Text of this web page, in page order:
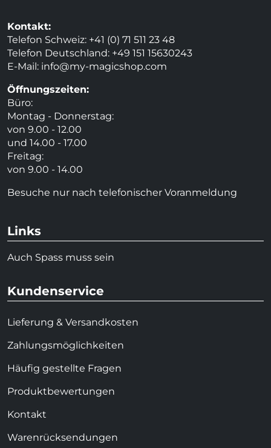
Kontakt:
Telefon Schweiz: +41 (0) 71 511 23 48
Telefon Deutschland: +49 151 15630243
E-Mail: info@my-magicshop.com
Öffnungszeiten:
Büro:
Montag - Donnerstag:
von 9.00 - 12.00
und 14.00 - 17.00
Freitag:
von 9.00 - 14.00
Besuche nur nach telefonischer Voranmeldung
Links
Auch Spass muss sein
Kundenservice
Lieferung & Versandkosten
Zahlungsmöglichkeiten
Häufig gestellte Fragen
Produktbewertungen
Kontakt
Warenrücksendungen